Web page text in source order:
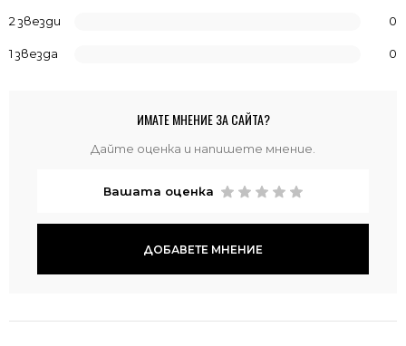
2 звезди 0
1 звезда 0
ИМАТЕ МНЕНИЕ ЗА САЙТА?
Дайте оценка и напишете мнение.
Вашата оценка
ДОБАВЕТЕ МНЕНИЕ